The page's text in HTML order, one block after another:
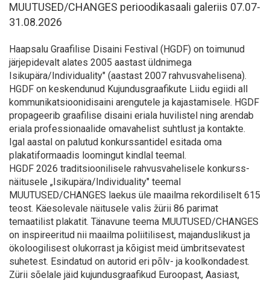
MUUTUSED/CHANGES perioodikasaali galeriis 07.07-
31.08.2026
Haapsalu Graafilise Disaini Festival (HGDF) on toimunud
järjepidevalt alates 2005 aastast üldnimega
Isikupära/Individuality" (aastast 2007 rahvusvahelisena).
HGDF on keskendunud Kujundusgraafikute Liidu egiidi all
kommunikatsioonidisaini arengutele ja kajastamisele. HGDF
propageerib graafilise disaini eriala huvilistel ning arendab
eriala professionaalide omavahelist suhtlust ja kontakte.
Igal aastal on palutud konkurssantidel esitada oma
plakatiformaadis loomingut kindlal teemal.
HGDF 2026 traditsioonilisele rahvusvahelisele konkurss-
näitusele „Isikupära/Individuality" teemal
MUUTUSED/CHANGES laekus üle maailma rekordiliselt 615
teost. Käesolevale näitusele valis žürii 86 parimat
temaatilist plakatit. Tänavune teema MUUTUSED/CHANGES
on inspireeritud nii maailma poliitilisest, majanduslikust ja
ökoloogilisest olukorrast ja kõigist meid ümbritsevatest
suhetest. Esindatud on autorid eri põlv- ja koolkondadest.
Zürii sõelale jäid kujundusgraafikud Euroopast, Aasiast,